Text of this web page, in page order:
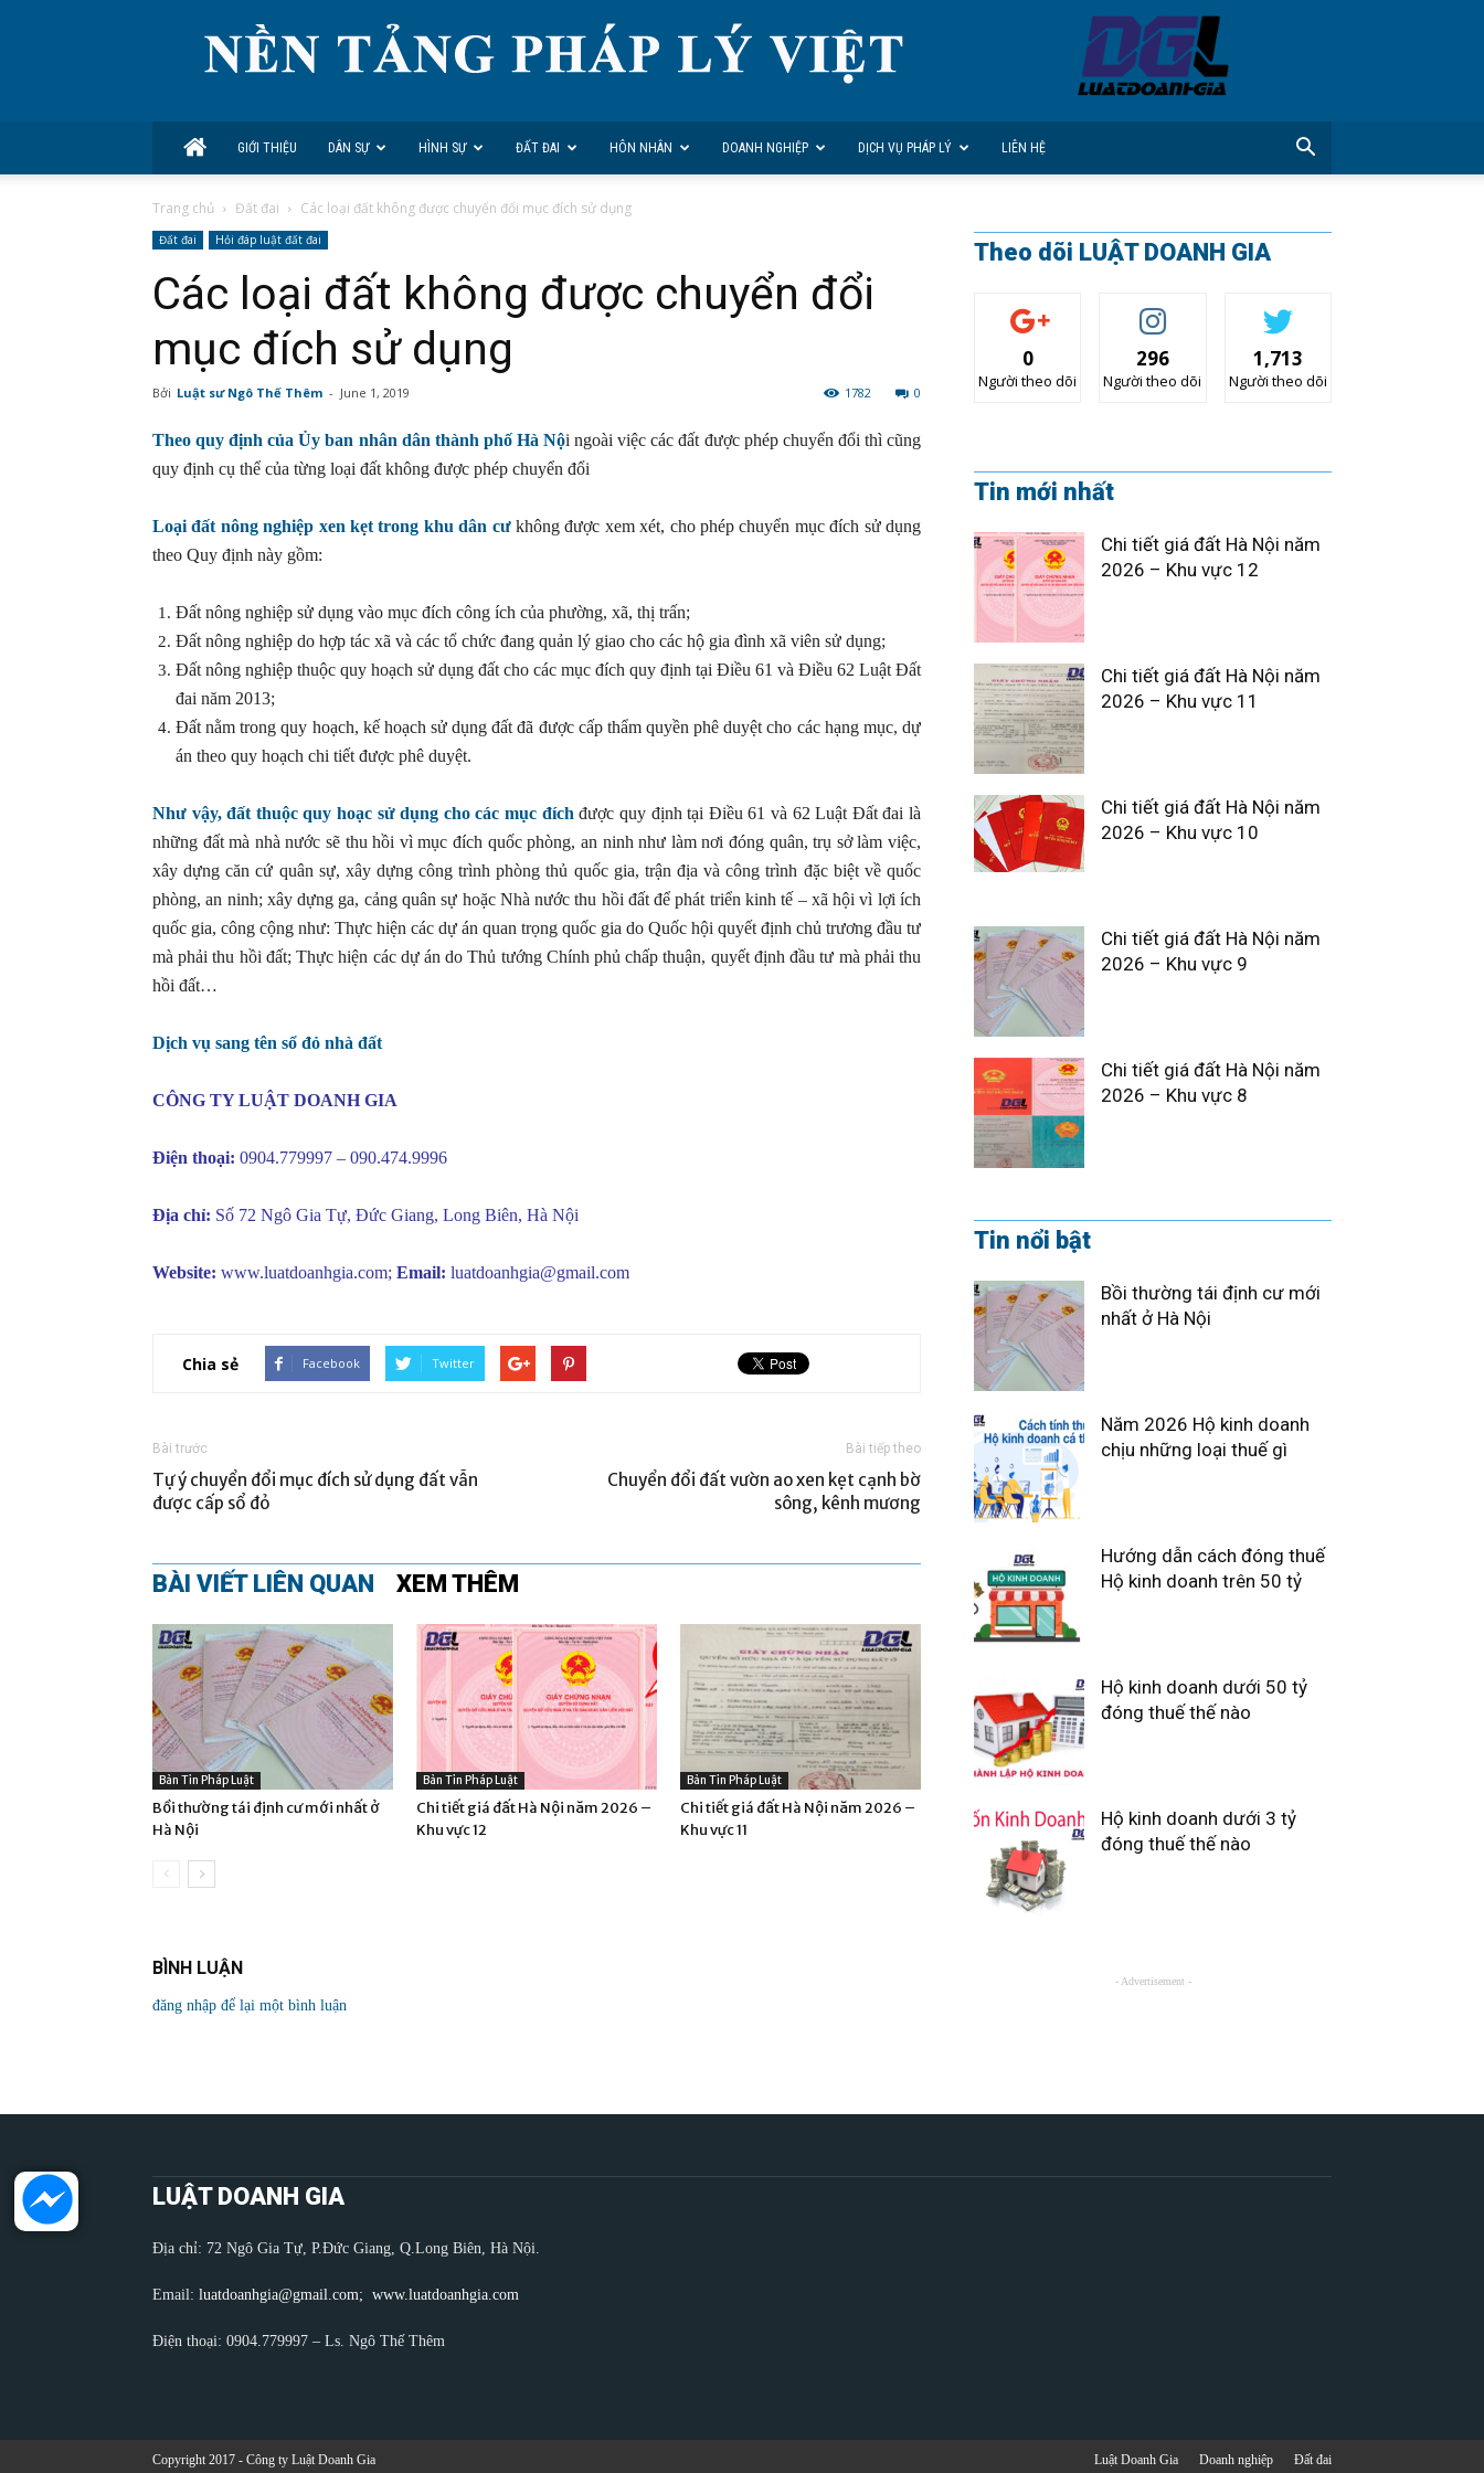
GIỚI THIỆU DÂN SỰ HÌNH SỰ ĐẤT ĐAI HÔN NHÂN DOANH NGHIỆP DỊCH VỤ PHÁP LÝ LIÊN HỆ
Trang chủ Đất đai Các loại đất không được chuyển đổi mục đích sử dụng
Đất đai Hỏi đáp luật đất đai
Các loại đất không được chuyển đổi
mục đích sử dụng
Bởi Luật sư Ngô Thế Thêm - June 1, 2019 0
1782
Theo quy định của Ủy ban nhân dân thành phố Hà Nội ngoài việc các đất được phép chuyển đổi thì cũng
quy định cụ thể của từng loại đất không được phép chuyển đổi
Loại đất nông nghiệp xen kẹt trong khu dân cư không được xem xét, cho phép chuyển mục đích sử dụng
theo Quy định này gồm:
Đất nông nghiệp sử dụng vào mục đích công ích của phường, xã, thị trấn;
Đất nông nghiệp do hợp tác xã và các tổ chức đang quản lý giao cho các hộ gia đình xã viên sử dụng;
Đất nông nghiệp thuộc quy hoạch sử dụng đất cho các mục đích quy định tại Điều 61 và Điều 62 Luật Đất
đai năm 2013;
Đất nằm trong quy hoạch, kế hoạch sử dụng đất đã được cấp thẩm quyền phê duyệt cho các hạng mục, dự
án theo quy hoạch chi tiết được phê duyệt.
Như vậy, đất thuộc quy hoạc sử dụng cho các mục đích được quy định tại Điều 61 và 62 Luật Đất đai là
những đất mà nhà nước sẽ thu hồi vì mục đích quốc phòng, an ninh như làm nơi đóng quân, trụ sở làm việc,
xây dựng căn cứ quân sự, xây dựng công trình phòng thủ quốc gia, trận địa và công trình đặc biệt về quốc
phòng, an ninh; xây dựng ga, cảng quân sự hoặc Nhà nước thu hồi đất để phát triển kinh tế – xã hội vì lợi ích
quốc gia, công cộng như: Thực hiện các dự án quan trọng quốc gia do Quốc hội quyết định chủ trương đầu tư
mà phải thu hồi đất; Thực hiện các dự án do Thủ tướng Chính phủ chấp thuận, quyết định đầu tư mà phải thu
hồi đất…
Dịch vụ sang tên sổ đỏ nhà đất
CÔNG TY LUẬT DOANH GIA
Điện thoại: 0904.779997 – 090.474.9996
Địa chỉ: Số 72 Ngô Gia Tự, Đức Giang, Long Biên, Hà Nội
Website: www.luatdoanhgia.com; Email: luatdoanhgia@gmail.com
Chia sẻ Facebook Twitter
Bài trước
Tự ý chuyển đổi mục đích sử dụng đất vẫn
được cấp sổ đỏ
Bài tiếp theo
Chuyển đổi đất vườn ao xen kẹt cạnh bờ
sông, kênh mương
BÀI VIẾT LIÊN QUAN XEM THÊM
Bản Tin Pháp Luật
Bồi thường tái định cư mới nhất ở
Hà Nội
Bản Tin Pháp Luật
Chi tiết giá đất Hà Nội năm 2026 –
Khu vực 12
Bản Tin Pháp Luật
Chi tiết giá đất Hà Nội năm 2026 –
Khu vực 11
BÌNH LUẬN
đăng nhập để lại một bình luận
Theo dõi LUẬT DOANH GIA
0
Người theo dõi
296
Người theo dõi
1,713
Người theo dõi
Tin mới nhất
Chi tiết giá đất Hà Nội năm
2026 – Khu vực 12
Chi tiết giá đất Hà Nội năm
2026 – Khu vực 11
Chi tiết giá đất Hà Nội năm
2026 – Khu vực 10
Chi tiết giá đất Hà Nội năm
2026 – Khu vực 9
Chi tiết giá đất Hà Nội năm
2026 – Khu vực 8
Tin nổi bật
Bồi thường tái định cư mới
nhất ở Hà Nội
Năm 2026 Hộ kinh doanh
chịu những loại thuế gì
Hướng dẫn cách đóng thuế
Hộ kinh doanh trên 50 tỷ
Hộ kinh doanh dưới 50 tỷ
đóng thuế thế nào
Hộ kinh doanh dưới 3 tỷ
đóng thuế thế nào
- Advertisement -
LUẬT DOANH GIA
Địa chỉ: 72 Ngô Gia Tự, P.Đức Giang, Q.Long Biên, Hà Nội.
Email: luatdoanhgia@gmail.com; www.luatdoanhgia.com
Điện thoại: 0904.779997 – Ls. Ngô Thế Thêm
Luật Doanh Gia Doanh nghiệp Đất đai
Copyright 2017 - Công ty Luật Doanh Gia